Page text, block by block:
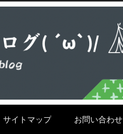
サイトマップ お問い合わせ